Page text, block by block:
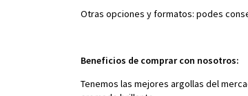
Otras opciones y formatos: podes
Beneficios de comprar con nosotros:
Tenemos las mejores argollas del